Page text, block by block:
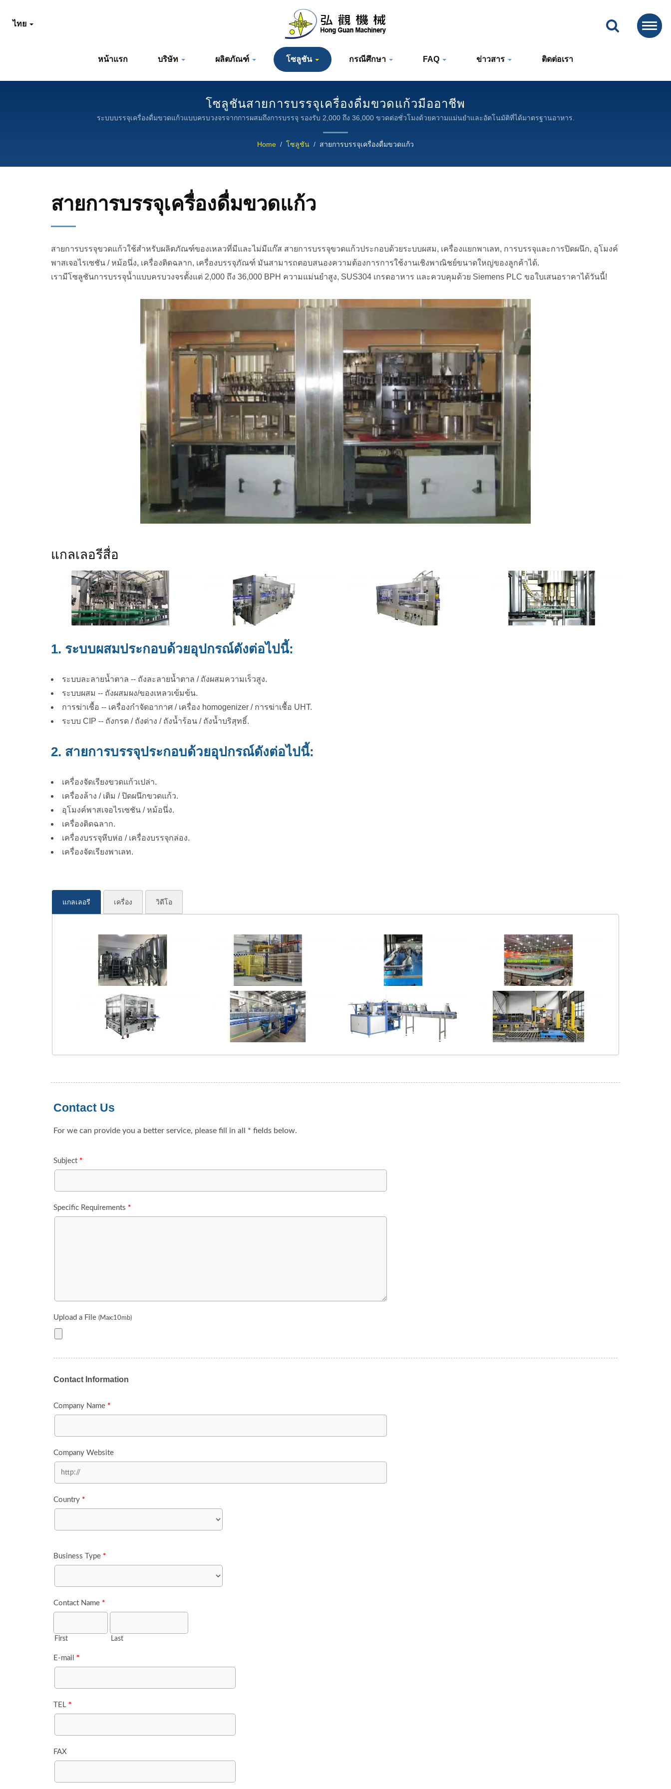
หน้าแรก บริษัท ผลิตภัณฑ์ โซลูชัน กรณีศึกษา FAQ ข่าวสาร ติดต่อเรา
ไทย
โซลูชันสายการบรรจุเครื่องดื่มขวดแก้วมืออาชีพ
ระบบบรรจุเครื่องดื่มขวดแก้วแบบครบวงจรจากการผสมถึงการบรรจุ รองรับ 2,000 ถึง 36,000 ขวดต่อชั่วโมงด้วยความแม่นยำและอัตโนมัติที่ได้มาตรฐานอาหาร.
Home / โซลูชัน / สายการบรรจุเครื่องดื่มขวดแก้ว
สายการบรรจุเครื่องดื่มขวดแก้ว
สายการบรรจุขวดแก้วใช้สำหรับผลิตภัณฑ์ของเหลวที่มีและไม่มีแก๊ส สายการบรรจุขวดแก้วประกอบด้วยระบบผสม, เครื่องแยกพาเลท, การบรรจุและการปิดผนึก, อุโมงค์
พาสเจอไรเซชัน / หม้อนึ่ง, เครื่องติดฉลาก, เครื่องบรรจุภัณฑ์ มันสามารถตอบสนองความต้องการการใช้งานเชิงพาณิชย์ขนาดใหญ่ของลูกค้าได้.
เรามีโซลูชันการบรรจุน้ำแบบครบวงจรตั้งแต่ 2,000 ถึง 36,000 BPH ความแม่นยำสูง, SUS304 เกรดอาหาร และควบคุมด้วย Siemens PLC ขอใบเสนอราคาได้วันนี้!
แกลเลอรีสื่อ
1. ระบบผสมประกอบด้วยอุปกรณ์ดังต่อไปนี้:
ระบบละลายน้ำตาล -- ถังละลายน้ำตาล / ถังผสมความเร็วสูง.
ระบบผสม -- ถังผสมผง/ของเหลวเข้มข้น.
การฆ่าเชื้อ -- เครื่องกำจัดอากาศ / เครื่อง homogenizer / การฆ่าเชื้อ UHT.
ระบบ CIP -- ถังกรด / ถังด่าง / ถังน้ำร้อน / ถังน้ำบริสุทธิ์.
2. สายการบรรจุประกอบด้วยอุปกรณ์ดังต่อไปนี้:
เครื่องจัดเรียงขวดแก้วเปล่า.
เครื่องล้าง / เติม / ปิดผนึกขวดแก้ว.
อุโมงค์พาสเจอไรเซชัน / หม้อนึ่ง.
เครื่องติดฉลาก.
เครื่องบรรจุหีบห่อ / เครื่องบรรจุกล่อง.
เครื่องจัดเรียงพาเลท.
แกลเลอรี เครื่อง วิดีโอ